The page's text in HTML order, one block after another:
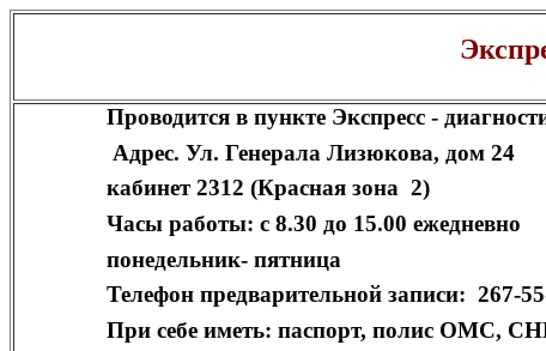
Проводится в пункте Экспресс -
Адрес. Ул. Генерала Лизюкова, дом 24
кабинет 2312 (Красная зона 2)
Часы работы: с 8.30 до 15.00 ежедневно
понедельник- пятница
Телефон предварительной записи: 267-
При себе иметь: паспорт, полис ОМС,